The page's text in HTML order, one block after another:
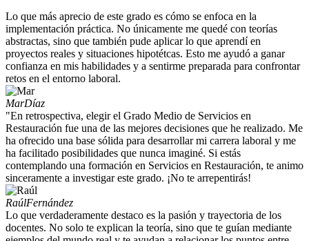
Lo que más aprecio de este grado es cómo se enfoca en la
implementación práctica. No únicamente me quedé con teorías
abstractas, sino que también pude aplicar lo que aprendí en
proyectos reales y situaciones hipotétcas. Esto me ayudó a ganar
confianza en mis habilidades y a sentirme preparada para confrontar
retos en el entorno laboral.
MarDíaz
"En retrospectiva, elegir el Grado Medio de Servicios en
Restauración fue una de las mejores decisiones que he realizado. Me
ha ofrecido una base sólida para desarrollar mi carrera laboral y me
ha facilitado posibilidades que nunca imaginé. Si estás
contemplando una formación en Servicios en Restauración, te animo
sinceramente a investigar este grado. ¡No te arrepentirás!
RaúlFernández
Lo que verdaderamente destaco es la pasión y trayectoria de los
docentes. No solo te explican la teoría, sino que te guían mediante